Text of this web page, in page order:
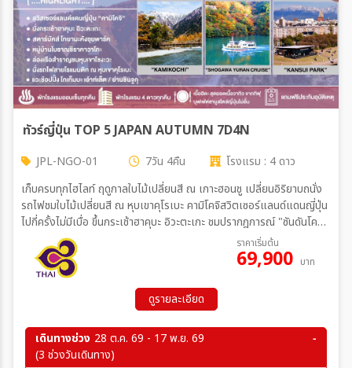
ทัวร์ญี่ปุ่น TOP 5 JAPAN AUTUMN 7D4N
JPL-NGO-01 7วัน 4คืน
โรงแรม : 4 ดาว
เก็บครบทุกไฮไลท์ ฤดูกาลใบไม้เปลี่ยนสี ณ เกาะฮอนชู เปลี่ยนอิริยาบถนั่ง
รถไฟชมใบไม้เปลี่ยนสี ณ หุบเขาคุโรเบะ คามิโคจิสวิตเซอร์แลนด์แดนญี่ปุ่น
ไปกี่ครั้งไม่มีเบื่อ ขึ้นกระเช้าฮาคุบะ อิวะตะเกะ ชมปรากฎการณ์ "ซันดันโค
โย" เช็คอินคาเฟ่สุดฮิต "THE CITY BAKERY" ถูกใจสายช็อป แวะโก
เท็มบะ แฟคทอรี่ เอ้าท์เล็ต และย่านชินจูกุ ลิ้มลองเนื้อย่างฮิดะในตำนาน
พักโรงแรม 4 ดาวทุกคืน
ราคาเริ่มต้น
69,900 บาท
ดูรายละเอียด
เดินทางช่วง 28 ต.ค. 69 - 17 พ.ย. 69
(3 ช่วงวันเดินทาง)